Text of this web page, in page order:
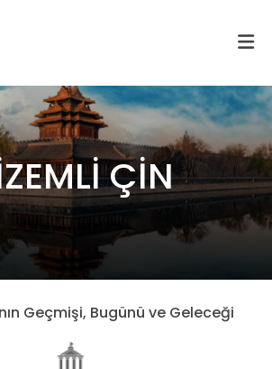
ÇİN
Geçmişi, Bugünü ve Geleceği